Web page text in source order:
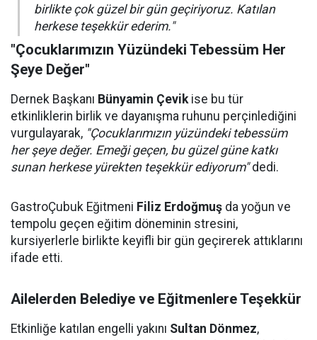
birlikte çok güzel bir gün geçiriyoruz. Katılan
herkese teşekkür ederim."
"Çocuklarımızın Yüzündeki Tebessüm Her
Şeye Değer"
Dernek Başkanı Bünyamin Çevikise bu tür
etkinliklerin birlik ve dayanışma ruhunu perçinlediğini
vurgulayarak, "Çocuklarımızın yüzündeki tebessüm
her şeye değer. Emeği geçen, bu güzel güne katkı
sunan herkese yürekten teşekkür ediyorum"dedi.
GastroÇubuk Eğitmeni Filiz Erdoğmuş da yoğun ve
tempolu geçen eğitim döneminin stresini,
kursiyerlerle birlikte keyifli bir gün geçirerek attıklarını
ifade etti.
Ailelerden Belediye ve Eğitmenlere Teşekkür
Etkinliğe katılan engelli yakını Sultan Dönmez,